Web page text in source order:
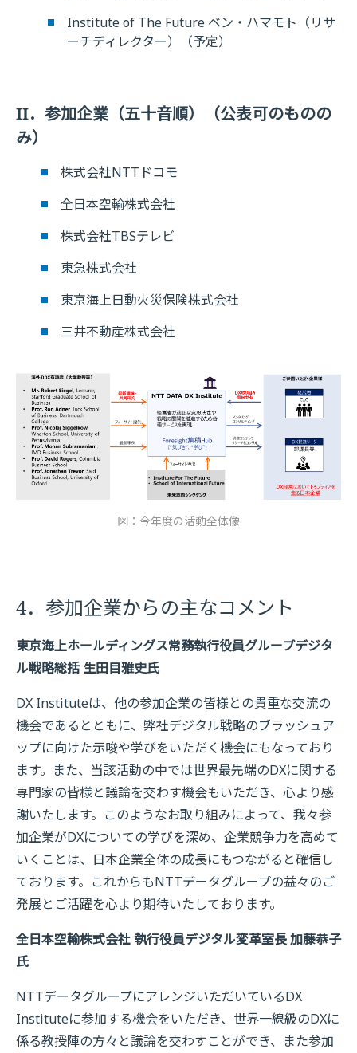
Institute of The Future ベン・ハマモト（リサ
ーチディレクター）（予定）
II．参加企業（五十音順）（公表可のものの
み）
株式会社NTTドコモ
全日本空輸株式会社
株式会社TBSテレビ
東急株式会社
東京海上日動火災保険株式会社
三井不動産株式会社
図：今年度の活動全体像
4．参加企業からの主なコメント
東京海上ホールディングス常務執行役員グループデジタ
ル戦略総括 生田目雅史氏
DX Instituteは、他の参加企業の皆様との貴重な交流の
機会であるとともに、弊社デジタル戦略のブラッシュア
ップに向けた示唆や学びをいただく機会にもなっており
ます。また、当該活動の中では世界最先端のDXに関する
専門家の皆様と議論を交わす機会もいただき、心より感
謝いたします。このようなお取り組みによって、我々参
加企業がDXについての学びを深め、企業競争力を高めて
いくことは、日本企業全体の成長にもつながると確信し
ております。これからもNTTデータグループの益々のご
発展とご活躍を心より期待いたしております。
全日本空輸株式会社 執行役員デジタル変革室長 加藤恭子
氏
NTTデータグループにアレンジいただいているDX
Instituteに参加する機会をいただき、世界一線級のDXに
係る教授陣の方々と議論を交わすことができ、また参加